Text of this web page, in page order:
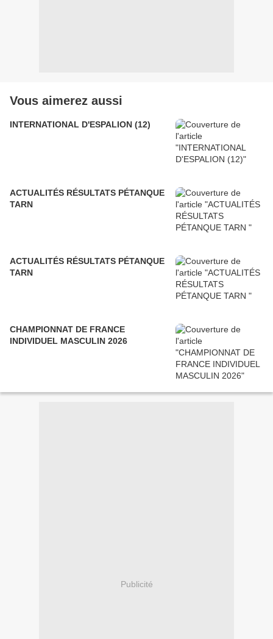
Vous aimerez aussi
INTERNATIONAL D'ESPALION (12)
ACTUALITÉS RÉSULTATS PÉTANQUE
TARN
ACTUALITÉS RÉSULTATS PÉTANQUE
TARN
CHAMPIONNAT DE FRANCE
INDIVIDUEL MASCULIN 2026
Publicité